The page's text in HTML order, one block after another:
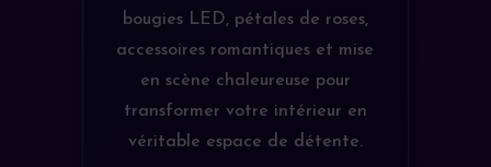
bougies LED, pétales de roses,
accessoires romantiques et mise
en scène chaleureuse pour
transformer votre intérieur en
véritable espace de détente.